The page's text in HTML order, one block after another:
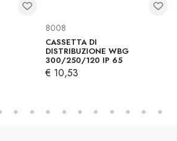
8008
CASSETTA DI
DISTRIBUZIONE WBG
300/250/120 IP 65
€ 10,53